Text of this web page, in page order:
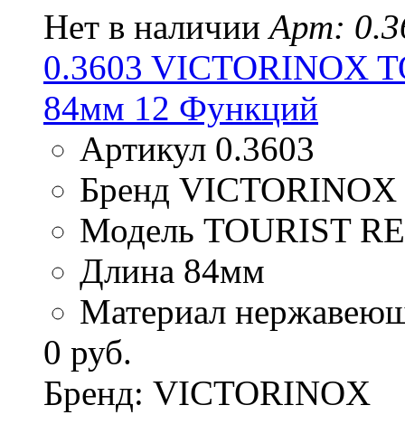
Нет в наличии Арт:
0.3603 VICTORINOX
84мм 12 Функций
Артикул 0.3603
Бренд VICTORINOX
Модель TOURIST
Длина 84мм
Материал
0 руб.
Бренд: VICTORINOX